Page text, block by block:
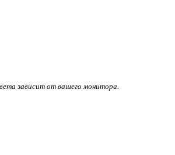
зависит от вашего монитора.